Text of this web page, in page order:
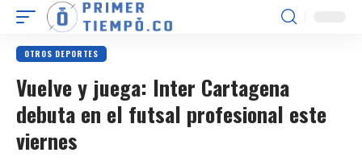
OTROS DEPORTES
Vuelve y juega: Inter Cartagena
debuta en el futsal profesional este
viernes